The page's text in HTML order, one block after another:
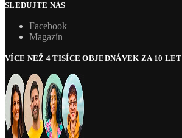
SLEDUJTE NÁS
Facebook
Magazín
VÍCE NEŽ 4 TISÍCE OBJEDNÁVEK ZA 10 LET